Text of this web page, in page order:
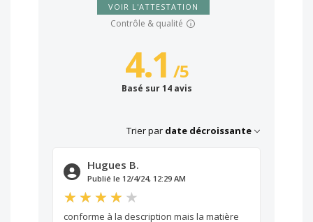
VOIR L'ATTESTATION
Contrôle & qualité
4.1 /5
Basé sur 14 avis
Trier par date décroissante
Hugues B.
Publié le 12/4/24, 12:29 AM
conforme à la description mais la matière